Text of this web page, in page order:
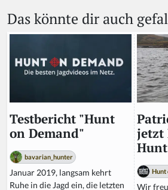
h
u
n,
o
r
t
hi
s
fi
Das könnte dir auch
Testbericht "Hunt
on Demand"
bavarian_hunter
Januar 2019, langsam kehrt
Ruhe in die Jagd ein, die letzten
jetzt
Hunt
Wir